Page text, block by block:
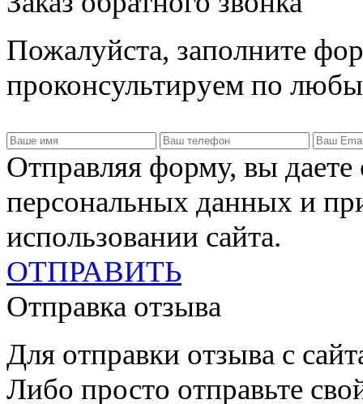
Пожалуйста, заполните
проконсультируем по
Отправляя форму, вы даете
персональных данных и
использовании сайта.
ОТПРАВИТЬ
Отправка отзыва
Для отправки отзыва с
Либо просто отправьте